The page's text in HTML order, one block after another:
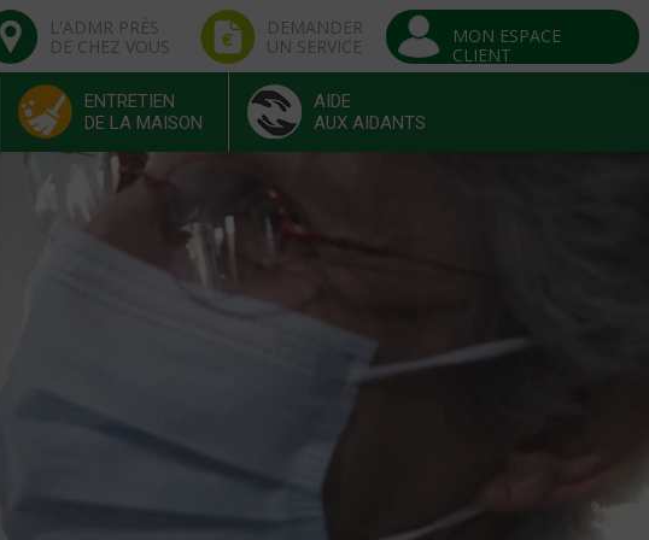
L'ADMR PRÈS
DE CHEZ VOUS
DEMANDER
UN SERVICE
MON ESPACE
CLIENT
ENTRETIEN
DE LA MAISON
AIDE
AUX AIDANTS